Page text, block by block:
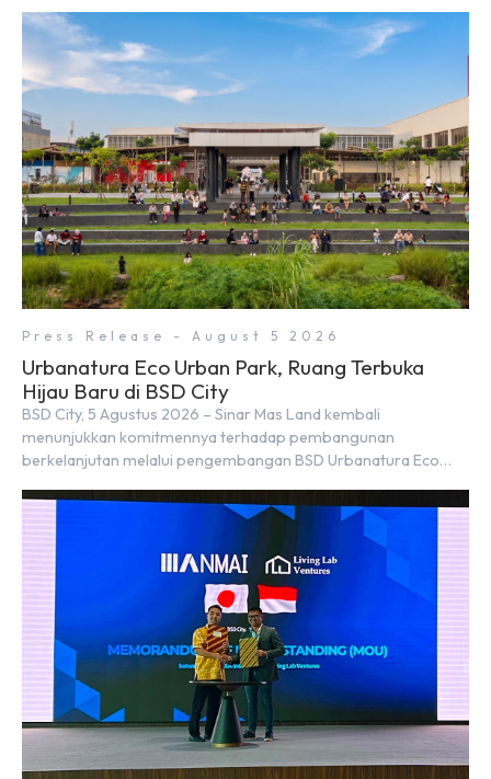
Press Release - August 5 2026
Urbanatura Eco Urban Park, Ruang Terbuka
Hijau Baru di BSD City
BSD City, 5 Agustus 2026 – Sinar Mas Land kembali
menunjukkan komitmennya terhadap pembangunan
berkelanjutan melalui pengembangan BSD Urbanatura Eco
jalur sungai sepanjang 1,5 km yang dikelilingi lanskap tropis
Pathway. Transformasi ini merupakan bagian dari upaya
perusahaan untuk […]